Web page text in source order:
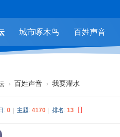
城市啄木鸟 百姓声音
› 百姓声音 › 我要灌水
: 0 主题: 4170 排名: 13